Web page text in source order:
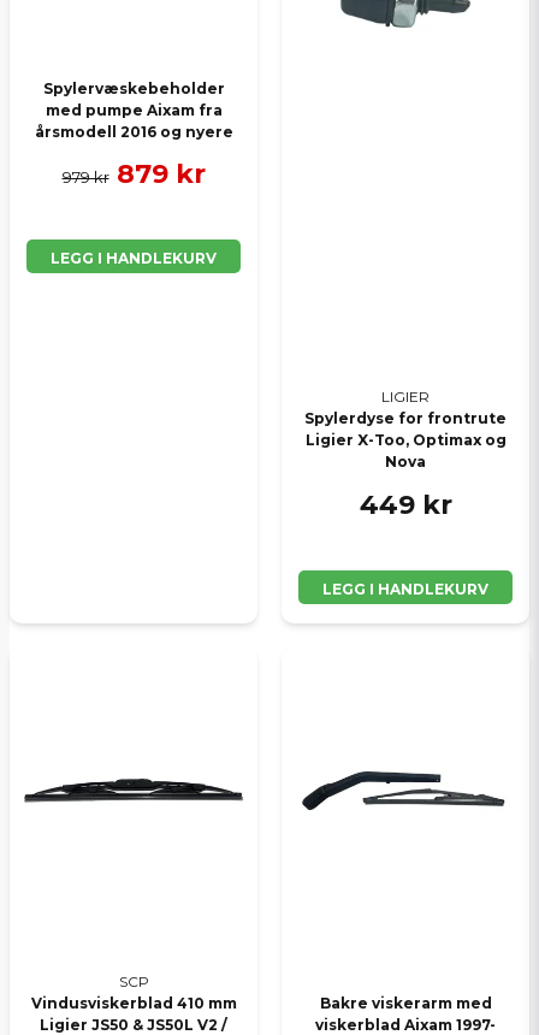
Spylervæskebeholder
med pumpe Aixam fra
årsmodell 2016 og nyere
979 kr 879 kr
LEGG I HANDLEKURV
LIGIER
Spylerdyse for frontrute
Ligier X-Too, Optimax og
Nova
449 kr
LEGG I HANDLEKURV
SCP
Vindusviskerblad 410 mm
Ligier JS50 & JS50L V2 /
Bakre viskerarm med
viskerblad Aixam 1997-